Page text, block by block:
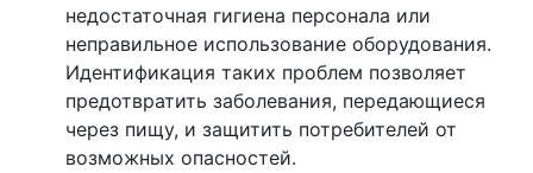
недостаточная гигиена персонала или
неправильное использование оборудования.
Идентификация таких проблем позволяет
предотвратить заболевания, передающиеся
через пищу, и защитить потребителей от
возможных опасностей.